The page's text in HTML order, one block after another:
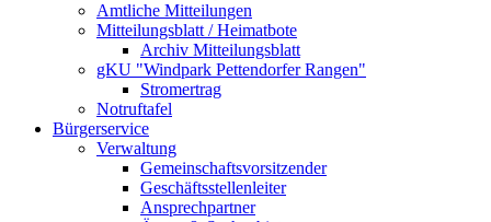
Amtliche Mitteilungen
Mitteilungsblatt / Heimatbote
Archiv Mitteilungsblatt
gKU "Windpark Pettendorfer Rangen"
Stromertrag
Notruftafel
Bürgerservice
Verwaltung
Gemeinschaftsvorsitzender
Geschäftsstellenleiter
Ansprechpartner